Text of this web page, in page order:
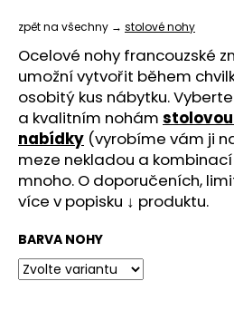
hvězdiček.
zpět na všechny → stolové nohy
Ocelové nohy francouzské
umožní vytvořit během
osobitý kus nábytku.
a kvalitním nohám
nabídky (vyrobíme vám ji
meze nekladou a kombinací
mnoho. O doporučeních,
více v popisku ↓ produktu.
BARVA NOHY
o
p
o
r
u
č
u
j
m
e